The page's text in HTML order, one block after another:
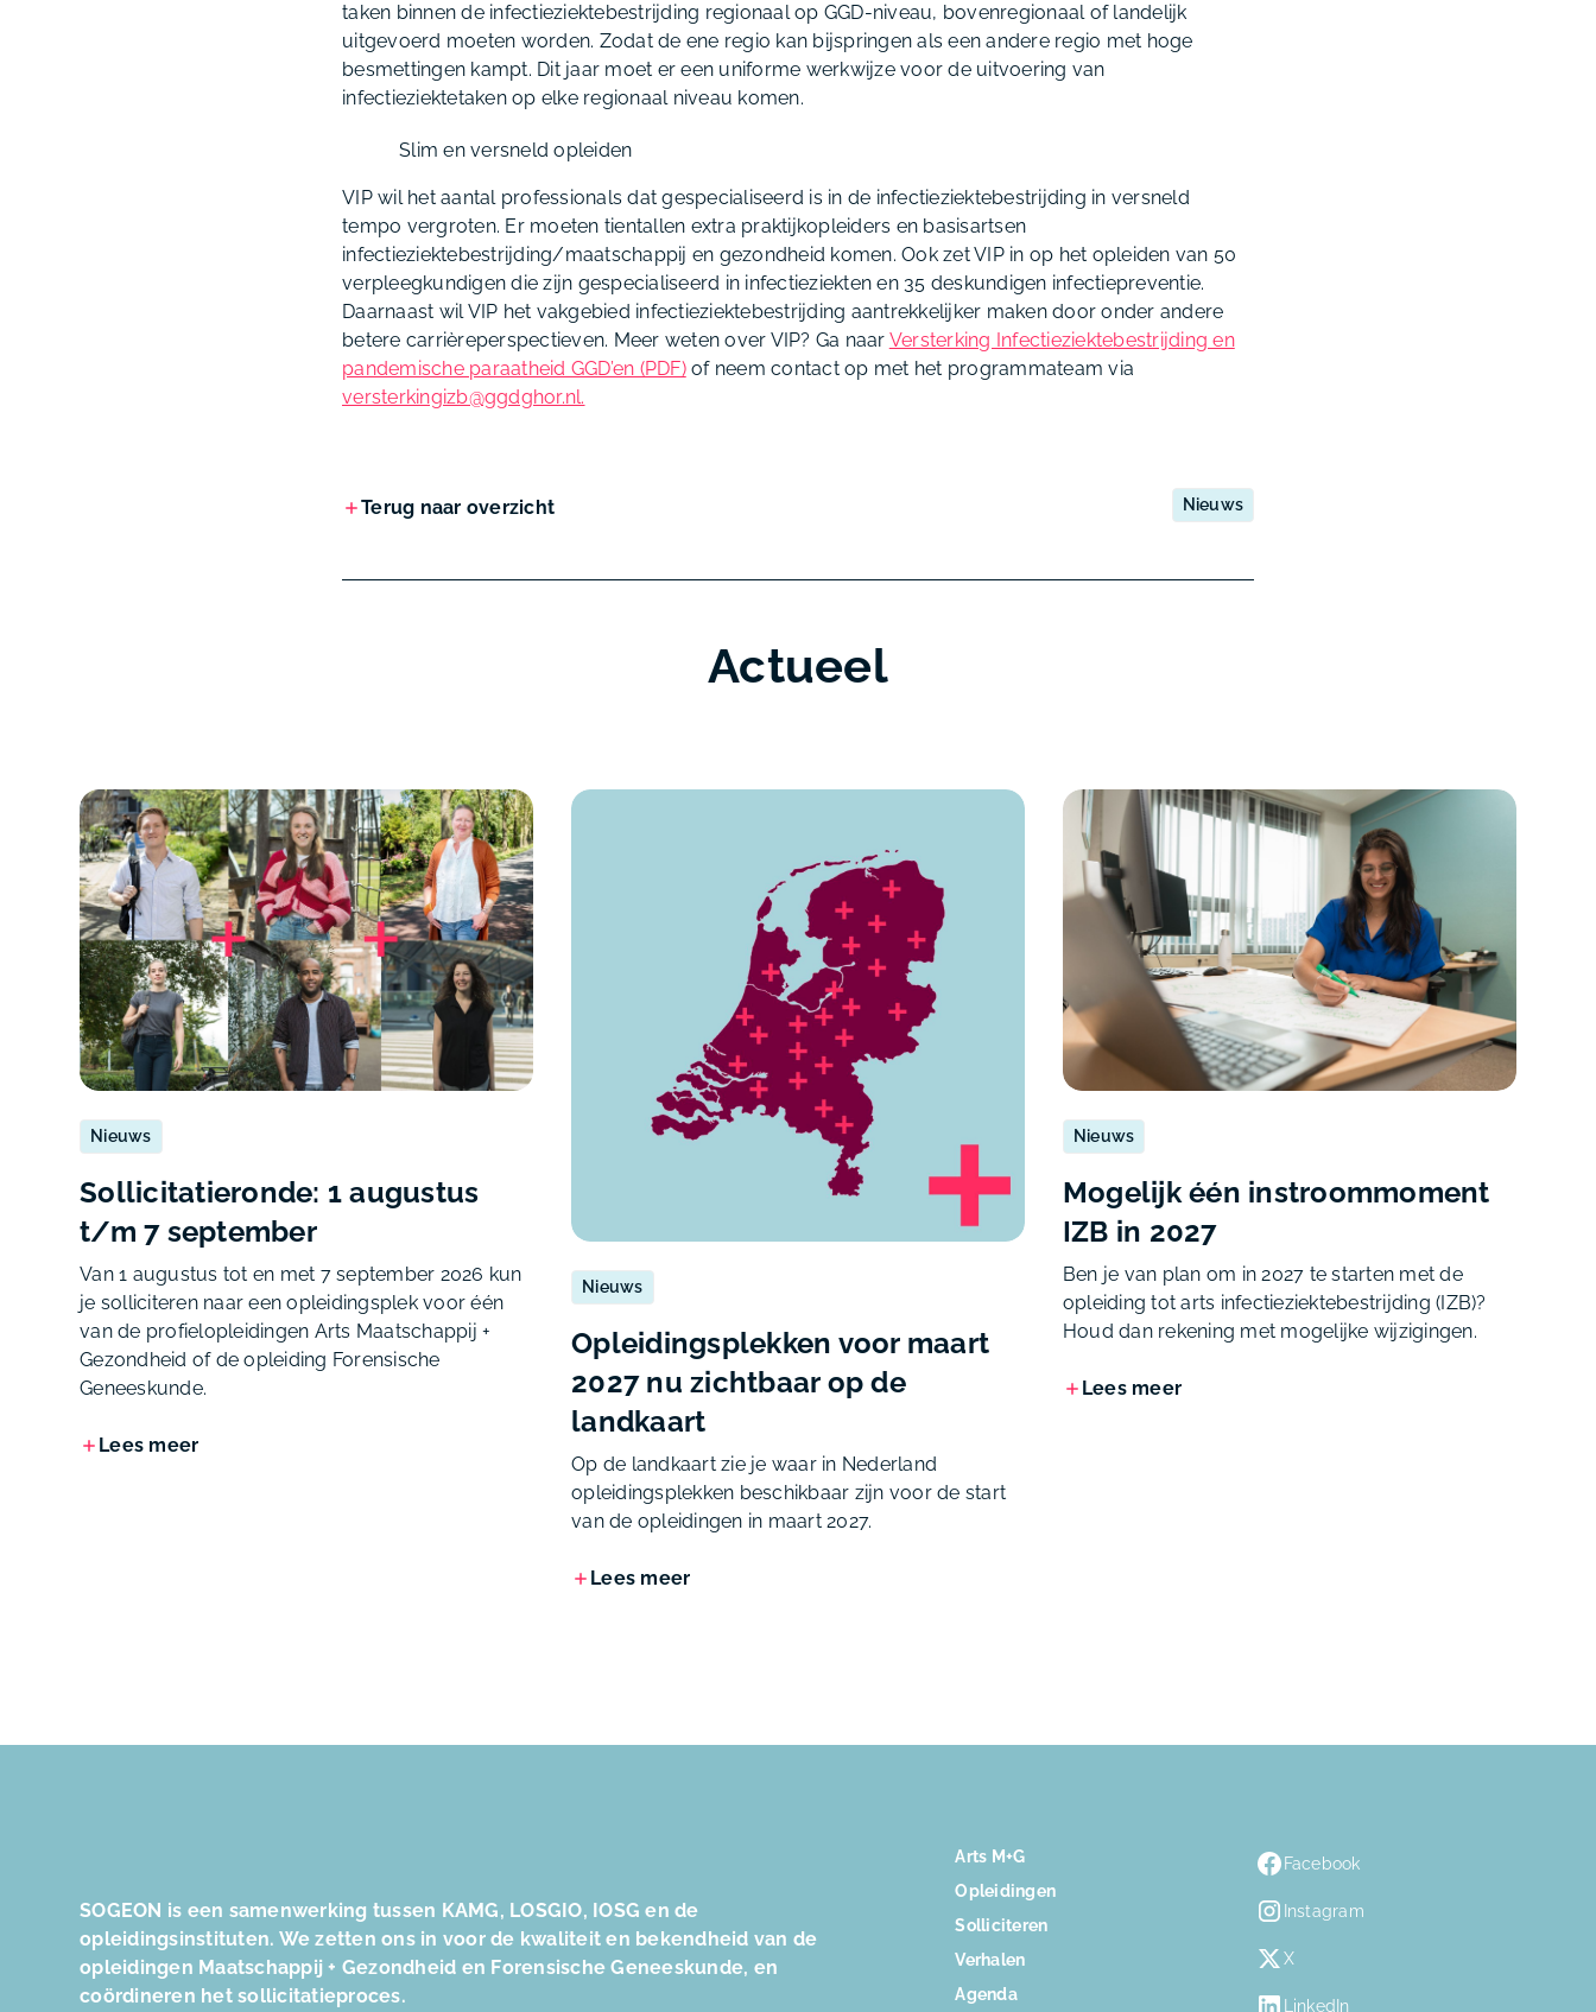
taken binnen de infectieziektebestrijding regionaal op GGD-niveau, bovenregionaal of landelijk
uitgevoerd moeten worden. Zodat de ene regio kan bijspringen als een andere regio met hoge
besmettingen kampt. Dit jaar moet er een uniforme werkwijze voor de uitvoering van
infectieziektetaken op elke regionaal niveau komen.
Slim en versneld opleiden
VIP wil het aantal professionals dat gespecialiseerd is in de infectieziektebestrijding in versneld
tempo vergroten. Er moeten tientallen extra praktijkopleiders en basisartsen
infectieziektebestrijding/maatschappij en gezondheid komen. Ook zet VIP in op het opleiden van 50
verpleegkundigen die zijn gespecialiseerd in infectieziekten en 35 deskundigen infectiepreventie.
Daarnaast wil VIP het vakgebied infectieziektebestrijding aantrekkelijker maken door onder andere
betere carrièreperspectieven. Meer weten over VIP? Ga naar Versterking Infectieziektebestrijding en
pandemische paraatheid GGD’en (PDF)of neem contact op met het programmateam via
versterkingizb@ggdghor.nl.
Terug naar overzicht Nieuws
Actueel
Nieuws
Sollicitatieronde: 1 augustus
t/m 7 september
Van 1 augustus tot en met 7 september 2026 kun
je solliciteren naar een opleidingsplek voor één
van de profielopleidingen Arts Maatschappij +
Gezondheid of de opleiding Forensische
Geneeskunde.
Lees meer
Nieuws
Opleidingsplekken voor maart
2027 nu zichtbaar op de
landkaart
Op de landkaart zie je waar in Nederland
opleidingsplekken beschikbaar zijn voor de start
van de opleidingen in maart 2027.
Lees meer
Nieuws
Mogelijk één instroommoment
IZB in 2027
Ben je van plan om in 2027 te starten met de
opleiding tot arts infectieziektebestrijding (IZB)?
Houd dan rekening met mogelijke wijzigingen.
Lees meer
SOGEON is een samenwerking tussen KAMG, LOSGIO, IOSG en de
opleidingsinstituten. We zetten ons in voor de kwaliteit en bekendheid van de
opleidingen Maatschappij + Gezondheid en Forensische Geneeskunde, en
coördineren het sollicitatieproces.
Arts M+G
Opleidingen
Solliciteren
Verhalen
Agenda
Facebook
Instagram
X
LinkedIn